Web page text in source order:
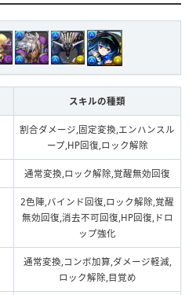
スキルの種類
割合ダメージ,固定変換,エンハンスル
ープ,HP回復,ロック解除
通常変換,ロック解除,覚醒無効回復
2色陣,バインド回復,ロック解除,覚醒
無効回復,消去不可回復,HP回復,ドロ
ップ強化
通常変換,コンボ加算,ダメージ軽減,
ロック解除,目覚め